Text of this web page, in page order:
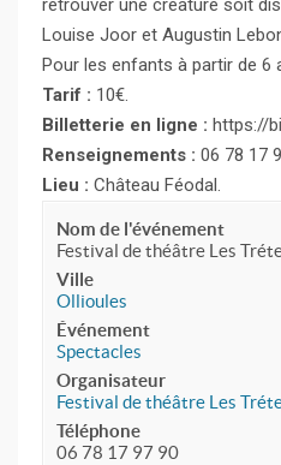
retrouver une créature soit
Louise Joor et Augustin
Pour les enfants à partir de 6
Tarif : 10€.
Billetterie en ligne : https://
Renseignements : 06 78 17
Lieu : Château Féodal.
Nom de l'événement
Festival de théâtre Les
Ville
Ollioules
Événement
Spectacles
Organisateur
Festival de théâtre Les
Téléphone
06 78 17 97 90